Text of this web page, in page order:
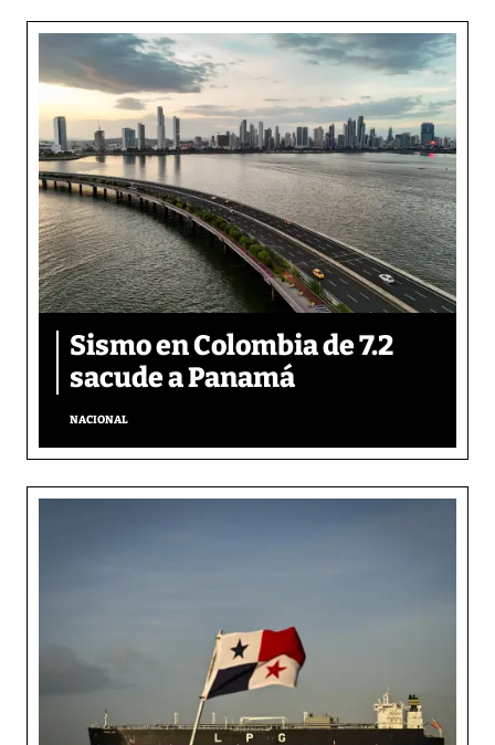
Sismo en Colombia de 7.2
sacude a Panamá
NACIONAL